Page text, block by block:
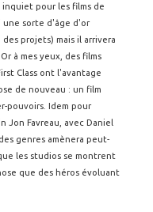
inquiet pour les films de
une sorte d'âge d'or
projets) mais il arrivera
à mes yeux, des films
Class ont l'avantage
de nouveau : un film
pouvoirs. Idem pour
Jon Favreau, avec Daniel
genres amènera peut-
les studios se montrent
que des héros évoluant